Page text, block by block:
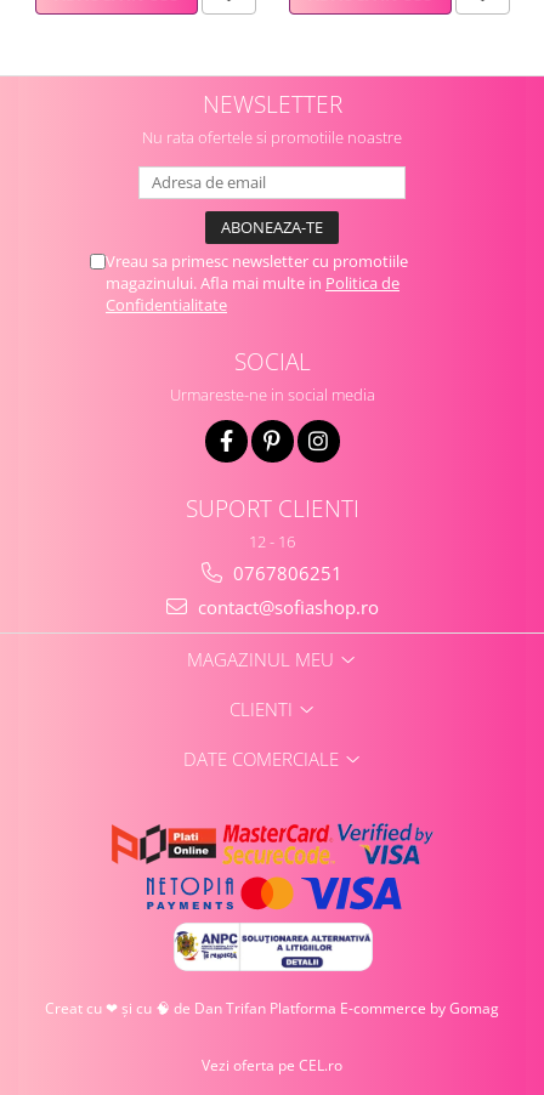
NEWSLETTER
Nu rata ofertele si promotiile noastre
Vreau sa primesc newsletter cu promotiile
magazinului. Afla mai multe in Politica de
Confidentialitate
SOCIAL
Urmareste-ne in social media
SUPORT CLIENTI
12 - 16
0767806251
contact@sofiashop.ro
MAGAZINUL MEU
CLIENTI
DATE COMERCIALE
Creat cu ❤ și cu 🧠 de Dan Trifan Platforma E-commerce by Gomag
Vezi oferta pe CEL.ro